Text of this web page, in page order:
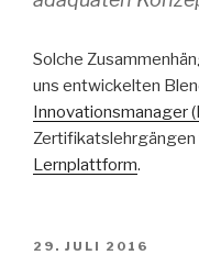
Solche
uns entwickelten
Innovationsmanager
Zertifikatslehrgängen
Lernplattform.
VERÖFFENTLICHT
29. JULI 2016